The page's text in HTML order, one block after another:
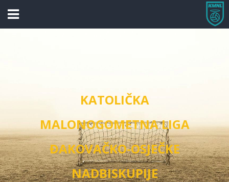
KATOLIČKA
MALONOGOMETNA LIGA
ĐAKOVAČKO-OSJEČKE
NADBISKUPIJE